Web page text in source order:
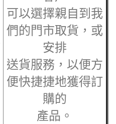
可以選擇親自到我
們的門市取貨，或
安排
送貨服務，以便方
便快捷捷地獲得訂
購的
產品。